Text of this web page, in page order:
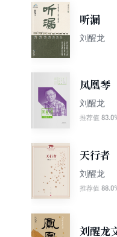
听漏
刘醒龙
凤凰琴
刘醒龙
推荐值
天行者
部长篇
刘醒龙
推荐值
刘醒龙